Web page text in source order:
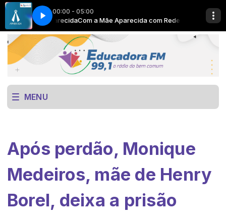
00:00 - 05:00
Rede AparecidaCom a Mãe Aparecida com Rede Aparecida
Now Playing info goes here
MENU
Após perdão, Monique
Medeiros, mãe de Henry
Borel, deixa a prisão